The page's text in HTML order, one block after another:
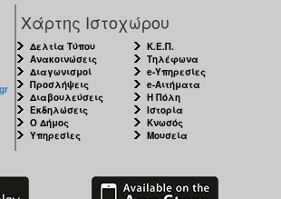
Χάρτης Ιστοχώρου
Δελτία Τύπου
Ανακοινώσεις
Διαγωνισμοί
Προσλήψεις
Διαβουλεύσεις
Εκδηλώσεις
Ο Δήμος
Υπηρεσίες
Κ.Ε.Π.
Τηλέφωνα
e-Υπηρεσίες
e-Αιτήματα
Η Πόλη
Ιστορία
Κνωσός
Μουσεία